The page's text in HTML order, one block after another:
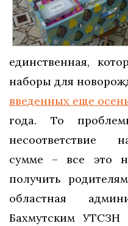
единственная,
наборы для
введенных еще
года. То
несоответствие
сумме – все это
получить
областная
Бахмутским УТСЗН